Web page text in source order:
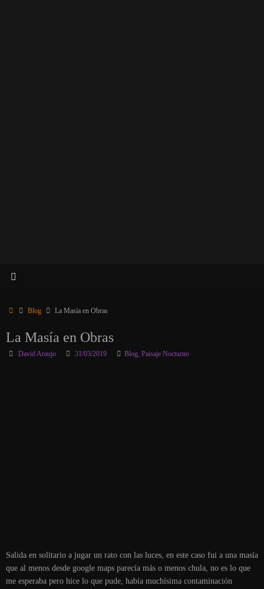
InicioBlog La Masía en Obras
La Masía en Obras
David Araujo 31/03/2019 Blog, Paisaje Nocturno
Salida en solitario a jugar un rato con las luces, en este caso fui a una masía
que al menos desde google maps parecía más o menos chula, no es lo que
me esperaba pero hice lo que pude, había muchísima contaminación